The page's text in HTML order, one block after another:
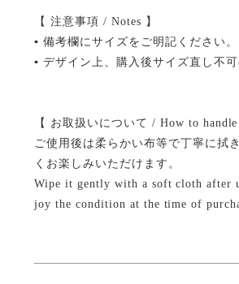
【 注意事項 / Notes 】
▪ 備考欄にサイズをご明記ください。
▪ デザイン上、購入後サイズ直し不可
【 お取扱いについて / How to handle
ご使用後は柔らかい布等で丁寧に拭
くお楽しみいただけます。
Wipe it gently with a soft cloth after
joy the condition at the time of